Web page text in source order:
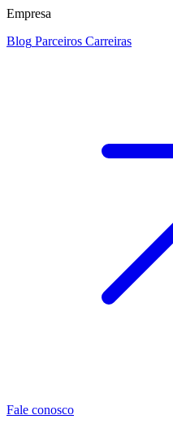
Empresa
Blog Parceiros Carreiras
Fale conosco